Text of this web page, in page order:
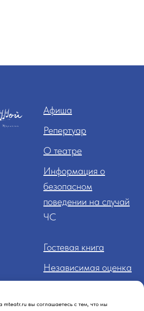
mteatr.ru вы соглашаетесь с тем, что мы
Афиша
Репертуар
О театре
Информация о
безопасном
поведении на случай
ЧС
Гостевая книга
Независимая оценка
документы